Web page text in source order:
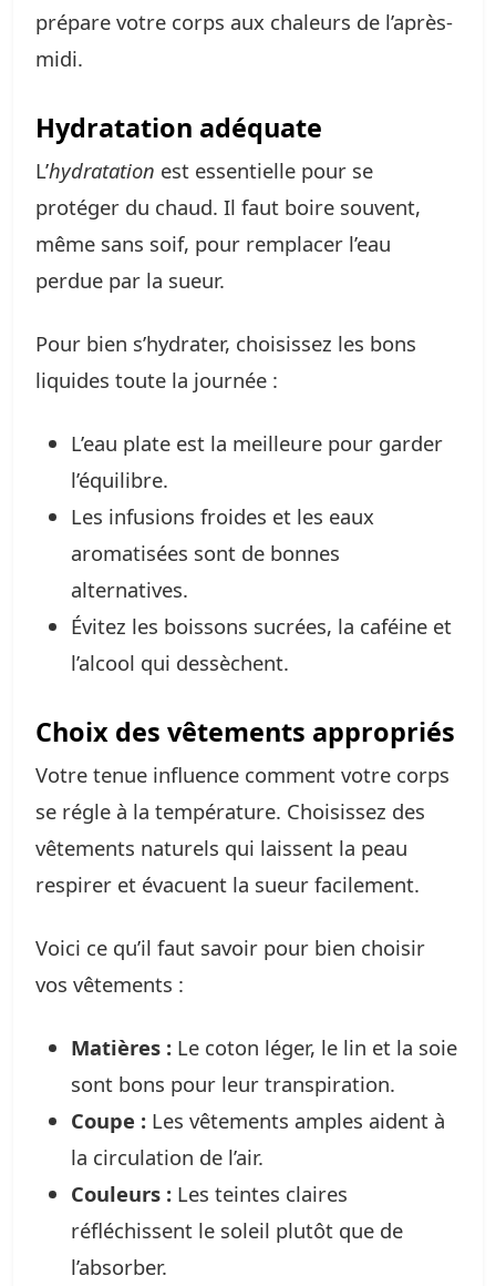
prépare votre corps aux chaleurs de l’après-
midi.
Hydratation adéquate
L’hydratation est essentielle pour se
protéger du chaud. Il faut boire souvent,
même sans soif, pour remplacer l’eau
perdue par la sueur.
Pour bien s’hydrater, choisissez les bons
liquides toute la journée :
L’eau plate est la meilleure pour garder
l’équilibre.
Les infusions froides et les eaux
aromatisées sont de bonnes
alternatives.
Évitez les boissons sucrées, la caféine et
l’alcool qui dessèchent.
Choix des vêtements appropriés
Votre tenue influence comment votre corps
se régle à la température. Choisissez des
vêtements naturels qui laissent la peau
respirer et évacuent la sueur facilement.
Voici ce qu’il faut savoir pour bien choisir
vos vêtements :
Matières : Le coton léger, le lin et la soie
sont bons pour leur transpiration.
Coupe : Les vêtements amples aident à
la circulation de l’air.
Couleurs : Les teintes claires
réfléchissent le soleil plutôt que de
l’absorber.